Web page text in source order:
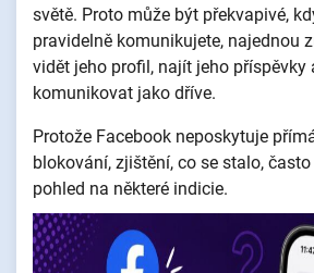
světě. Proto může být překvapivé,
pravidelně komunikujete, najednou
vidět jeho profil, najít jeho příspěvky
komunikovat jako dříve.
Protože Facebook neposkytuje
blokování, zjištění, co se stalo,
pohled na některé indicie.